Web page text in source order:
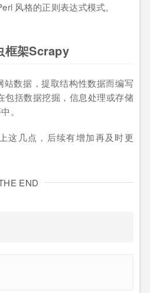
风格的正则表达式模式。
框架Scrapy
数据，提取结构性数据而编写
包括数据挖掘，信息处理或存储
。
这几点，后续有增加再及时更
END